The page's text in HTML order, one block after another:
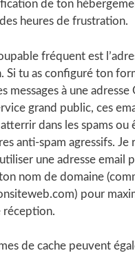
de ton
heures de frustration.
fréquent est
Si tu as configuré ton
messages à une adresse
grand public, ces
dans les spams ou
anti-spam agressifs. Je
une adresse email
nom de domaine
pour
réception.
de cache peuvent